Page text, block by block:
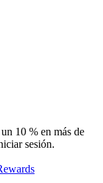
10 % en más de
sesión.